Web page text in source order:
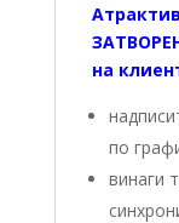
на
по
винаги